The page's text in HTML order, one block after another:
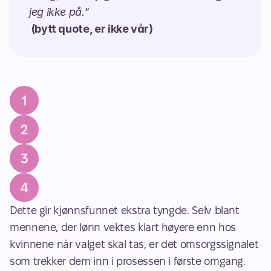
jeg ikke på."
(bytt quote, er ikke vår)
1
2
3
4
Dette gir kjønnsfunnet ekstra tyngde. Selv blant
mennene, der lønn vektes klart høyere enn hos
kvinnene når valget skal tas, er det omsorgssignalet
som trekker dem inn i prosessen i første omgang.